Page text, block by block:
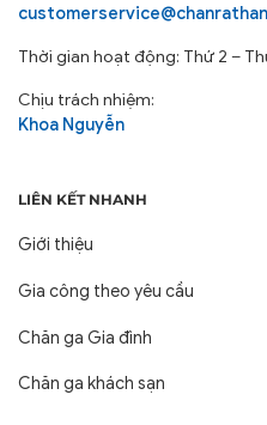
Thời gian hoạt động: Thứ 2 –
Chịu trách nhiệm:
Khoa Nguyễn
LIÊN KẾT NHANH
Giới thiệu
Gia công theo yêu cầu
Chăn ga Gia đình
Chăn ga khách sạn